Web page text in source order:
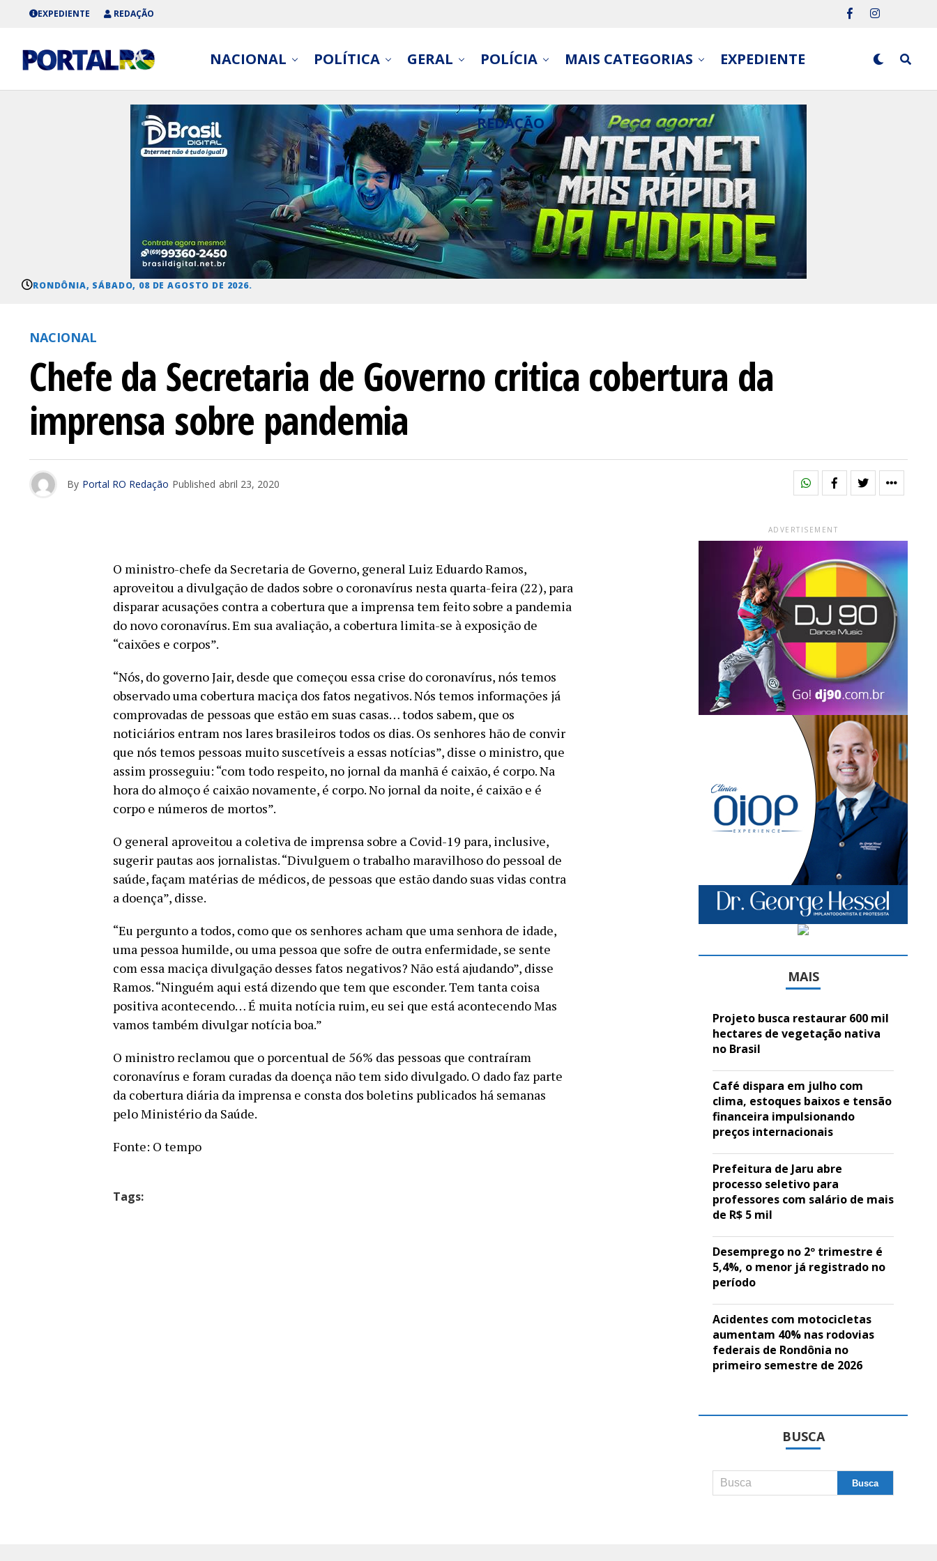
EXPEDIENTE REDAÇÃO
NACIONAL POLÍTICA GERAL POLÍCIA MAIS CATEGORIAS EXPEDIENTE
REDAÇÃO
RONDÔNIA, SÁBADO, 08 DE AGOSTO DE 2026.
NACIONAL
Chefe da Secretaria de Governo critica cobertura da
imprensa sobre pandemia
By Portal RO Redação Published abril 23, 2020
O ministro-chefe da Secretaria de Governo, general Luiz Eduardo Ramos,
aproveitou a divulgação de dados sobre o coronavírus nesta quarta-feira (22), para
disparar acusações contra a cobertura que a imprensa tem feito sobre a pandemia
do novo coronavírus. Em sua avaliação, a cobertura limita-se à exposição de
“caixões e corpos”.
“Nós, do governo Jair, desde que começou essa crise do coronavírus, nós temos
observado uma cobertura maciça dos fatos negativos. Nós temos informações já
comprovadas de pessoas que estão em suas casas… todos sabem, que os
noticiários entram nos lares brasileiros todos os dias. Os senhores hão de convir
que nós temos pessoas muito suscetíveis a essas notícias”, disse o ministro, que
assim prosseguiu: “com todo respeito, no jornal da manhã é caixão, é corpo. Na
hora do almoço é caixão novamente, é corpo. No jornal da noite, é caixão e é
corpo e números de mortos”.
O general aproveitou a coletiva de imprensa sobre a Covid-19 para, inclusive,
sugerir pautas aos jornalistas. “Divulguem o trabalho maravilhoso do pessoal de
saúde, façam matérias de médicos, de pessoas que estão dando suas vidas contra
a doença”, disse.
“Eu pergunto a todos, como que os senhores acham que uma senhora de idade,
uma pessoa humilde, ou uma pessoa que sofre de outra enfermidade, se sente
com essa maciça divulgação desses fatos negativos? Não está ajudando”, disse
Ramos. “Ninguém aqui está dizendo que tem que esconder. Tem tanta coisa
positiva acontecendo… É muita notícia ruim, eu sei que está acontecendo Mas
vamos também divulgar notícia boa.”
O ministro reclamou que o porcentual de 56% das pessoas que contraíram
coronavírus e foram curadas da doença não tem sido divulgado. O dado faz parte
da cobertura diária da imprensa e consta dos boletins publicados há semanas
pelo Ministério da Saúde.
Fonte: O tempo
Tags:
ADVERTISEMENT
MAIS
Projeto busca restaurar 600 mil
hectares de vegetação nativa
no Brasil
Café dispara em julho com
clima, estoques baixos e tensão
financeira impulsionando
preços internacionais
Prefeitura de Jaru abre
processo seletivo para
professores com salário de mais
de R$ 5 mil
Desemprego no 2º trimestre é
5,4%, o menor já registrado no
período
Acidentes com motocicletas
aumentam 40% nas rodovias
federais de Rondônia no
primeiro semestre de 2026
BUSCA